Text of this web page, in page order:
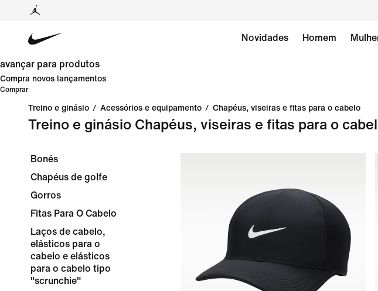
Novidades Homem
avançar para produtos
Compra novos lançamentos
Comprar
Treino e ginásio / Acessórios e equipamento / Chapéus, viseiras e fitas para o cabelo
Treino e ginásio Chapéus, viseiras e fitas para o
Bonés
Chapéus de golfe
Gorros
Fitas Para O Cabelo
Laços de cabelo,
elásticos para o
cabelo e elásticos
para o cabelo tipo
"scrunchie"